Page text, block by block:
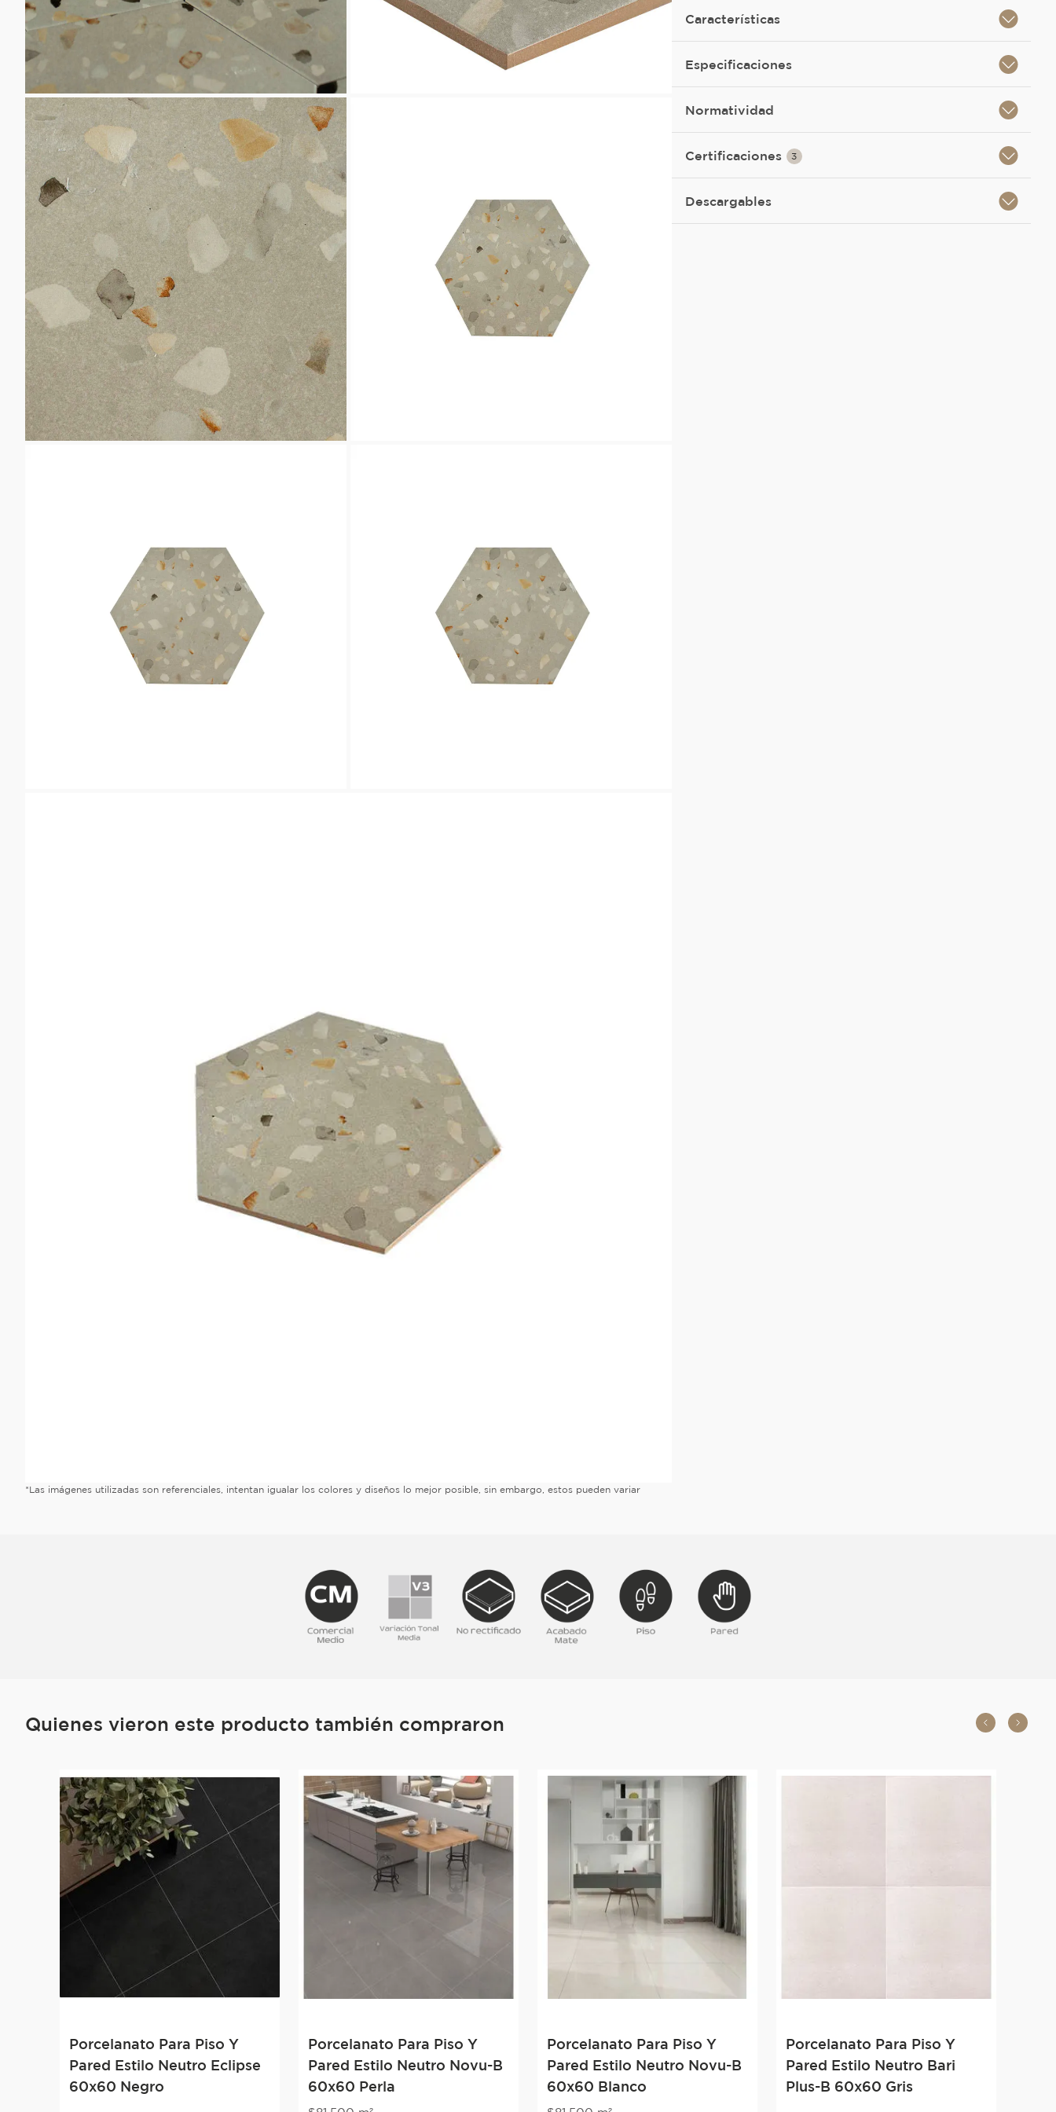
*Las imágenes utilizadas son referenciales, intentan igualar los colores y diseños lo mejor posible, sin embargo, estos pueden variar
Características
Especificaciones
Normatividad
Certificaciones 3
Descargables
Quienes vieron este producto también compraron
Porcelanato Para Piso Y
Pared Estilo Neutro Eclipse
60x60 Negro
Porcelanato Para Piso Y
Pared Estilo Neutro Novu-B
60x60 Perla
Porcelanato Para Piso Y
Pared Estilo Neutro Novu-B
60x60 Blanco
Porcelanato Para Piso Y
Pared Estilo Neutro Bari
Plus-B 60x60 Gris